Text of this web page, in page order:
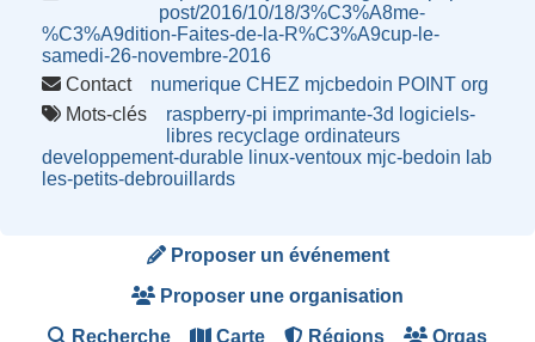
post/2016/10/18/3%C3%A8me-
%C3%A9dition-Faites-de-la-R%C3%A9cup-le-
samedi-26-novembre-2016
Contact
numerique CHEZ mjcbedoin POINT org
Mots-clés
raspberry-pi imprimante-3d logiciels-
libres recyclage ordinateurs
developpement-durable linux-ventoux mjc-bedoin lab
les-petits-debrouillards
Proposer un événement
Proposer une organisation
Recherche Carte Régions Orgas